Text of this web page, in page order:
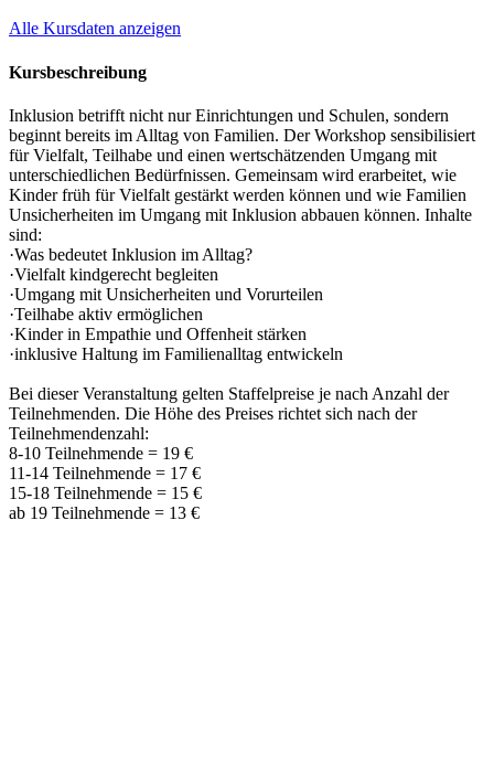
Alle Kursdaten anzeigen
Kursbeschreibung
Inklusion betrifft nicht nur Einrichtungen und Schulen, sondern
beginnt bereits im Alltag von Familien. Der Workshop sensibilisiert
für Vielfalt, Teilhabe und einen wertschätzenden Umgang mit
unterschiedlichen Bedürfnissen. Gemeinsam wird erarbeitet, wie
Kinder früh für Vielfalt gestärkt werden können und wie Familien
Unsicherheiten im Umgang mit Inklusion abbauen können. Inhalte
sind:
·Was bedeutet Inklusion im Alltag?
·Vielfalt kindgerecht begleiten
·Umgang mit Unsicherheiten und Vorurteilen
·Teilhabe aktiv ermöglichen
·Kinder in Empathie und Offenheit stärken
·inklusive Haltung im Familienalltag entwickeln
Bei dieser Veranstaltung gelten Staffelpreise je nach Anzahl der
Teilnehmenden. Die Höhe des Preises richtet sich nach der
Teilnehmendenzahl:
8-10 Teilnehmende = 19 €
11-14 Teilnehmende = 17 €
15-18 Teilnehmende = 15 €
ab 19 Teilnehmende = 13 €